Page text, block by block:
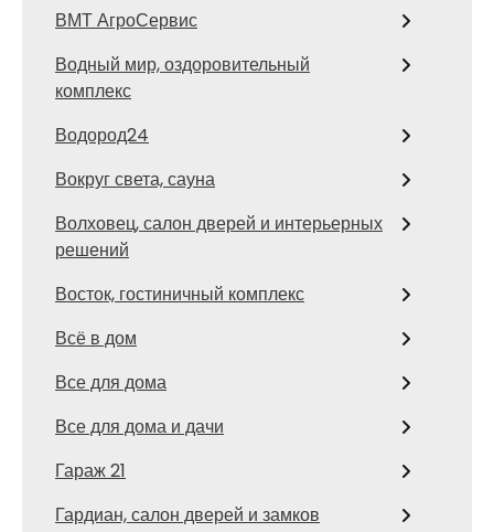
ВМТ АгроСервис
Водный мир, оздоровительный
комплекс
Водород24
Вокруг света, сауна
Волховец, салон дверей и интерьерных
решений
Восток, гостиничный комплекс
Всё в дом
Все для дома
Все для дома и дачи
Гараж 21
Гардиан, салон дверей и замков